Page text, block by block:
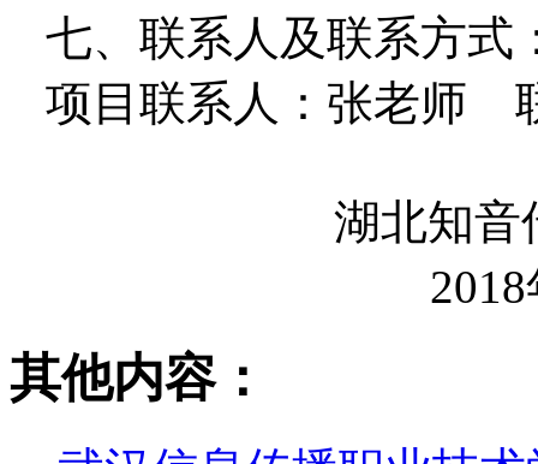
七、联系人及联系方式
项目联系人：张老师
湖北知音传媒股
2018年11
其他内容：